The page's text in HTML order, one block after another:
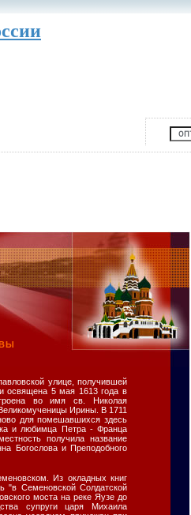
улице, получившей
освящена 5 мая 1613 года в
во имя св. Николая
Ирины. В 1711
для помешавшихся здесь
и любимца Петра - Франца
получила название
Богослова и Преподобного
Из окладных книг
"в Семеновской Солдатской
моста на реке Яузе до
супруги царя Михаила